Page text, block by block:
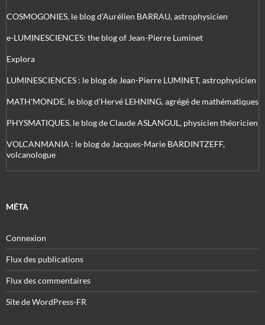
COSMOGONIES, le blog d'Aurélien BARRAU, astrophysicien
e-LUMINESCIENCES: the blog of Jean-Pierre Luminet
Explora
LUMINESCIENCES : le blog de Jean-Pierre LUMINET, astrophysicien
MATH'MONDE, le blog d'Hervé LEHNING, agrégé de mathématiques
PHYSMATIQUES, le blog de Claude ASLANGUL, physicien théoricien
VOLCANMANIA : le blog de Jacques-Marie BARDINTZEFF,
volcanologue
MÉTA
Connexion
Flux des publications
Flux des commentaires
Site de WordPress-FR